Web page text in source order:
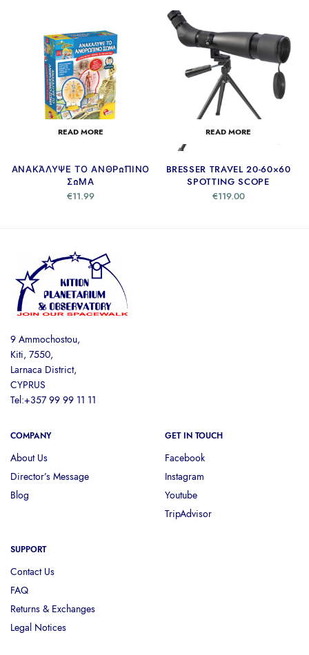
READ MORE
ΑΝΑΚΆΛΥΨΕ ΤΟ ΑΝΘΡΏΠΙΝΟ
ΣΏΜΑ
€11.99
READ MORE
BRESSER TRAVEL 20-60×60
SPOTTING SCOPE
€119.00
9 Ammochostou,
Kiti, 7550,
Larnaca District,
CYPRUS
Tel:+357 99 99 11 11
COMPANY
About Us
Director’s Message
Blog
GET IN TOUCH
Facebook
Instagram
Youtube
TripAdvisor
SUPPORT
Contact Us
FAQ
Returns & Exchanges
Legal Notices